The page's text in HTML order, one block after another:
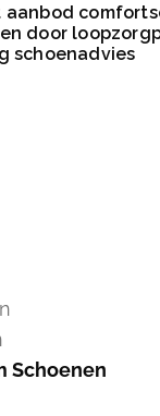
aanbod
door
schoenadvies
Schoenen